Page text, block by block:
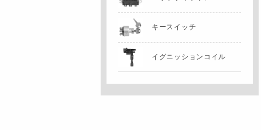
キースイッチ
イグニッションコイル